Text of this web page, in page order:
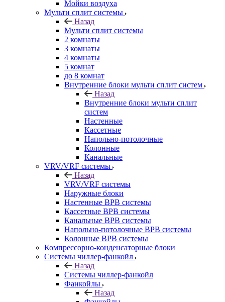
Мойки воздуха
Мульти сплит системы
Назад
Мульти сплит системы
2 комнаты
3 комнаты
4 комнаты
5 комнат
до 8 комнат
Внутренние блоки мульти сплит систем
Назад
Внутренние блоки мульти сплит
систем
Настенные
Кассетные
Напольно-потолочные
Колонные
Канальные
VRV/VRF системы
Назад
VRV/VRF системы
Наружные блоки
Настенные ВРВ системы
Кассетные ВРВ системы
Канальные ВРВ системы
Напольно-потолочные ВРВ системы
Колонные ВРВ системы
Компрессорно-конденсаторные блоки
Системы чиллер-фанкойл
Назад
Системы чиллер-фанкойл
Фанкойлы
Назад